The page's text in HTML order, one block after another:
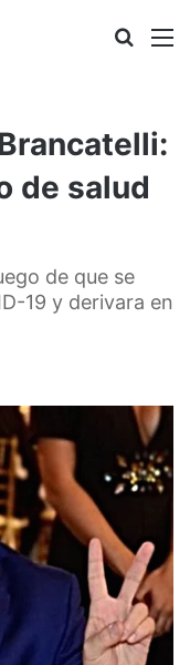
Buscar
de salud
de que se
19 y derivara en